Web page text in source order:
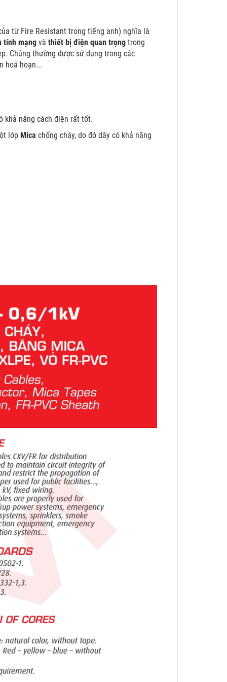
từ Fire Resistant trong tiếng anh) nghĩa là
tính mạng và thiết bị điện quan trọng trong
Chúng thường được sử dụng trong các
hoả hoạn...
khả năng cách điện rất tốt.
lớp Mica chống cháy, do đó dây có khả năng